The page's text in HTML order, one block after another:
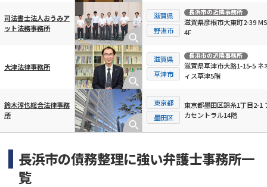
司法書士法人おうみア
ット法務事務所
滋賀県
野洲市
長浜市の近隣事務所
滋賀県彦根市大東町2-39
4F
大津法律事務所
滋賀県
草津市
長浜市の近隣事務所
滋賀県草津市大路1-15-5 ネ
ィス草津5階
鈴木淳也総合法律事務
所
東京都
墨田区
東京都墨田区錦糸1丁目2-1
カセントラル14階
長浜市の債務整理に強い弁護士事務所一
覧